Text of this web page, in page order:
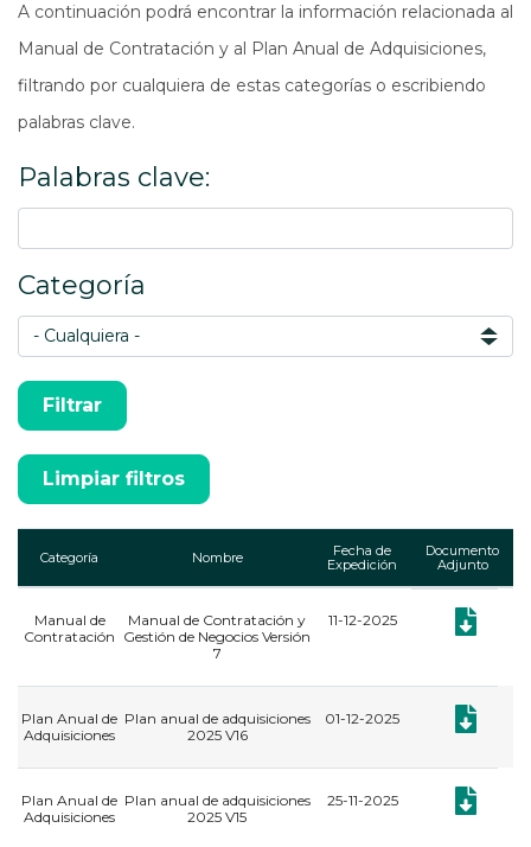
A continuación podrá encontrar la información relacionada al
Manual de Contratación y al Plan Anual de Adquisiciones,
filtrando por cualquiera de estas categorías o escribiendo
palabras clave.
Palabras clave:
Categoría
Categoría Nombre
Fecha de
Expedición
Documento
Adjunto
Manual de
Contratación
Manual de Contratación y
Gestión de Negocios Versión
7
11-12-2025
Plan Anual de
Adquisiciones
Plan anual de adquisiciones
2025 V16
01-12-2025
Plan Anual de
Adquisiciones
Plan anual de adquisiciones
2025 V15
25-11-2025